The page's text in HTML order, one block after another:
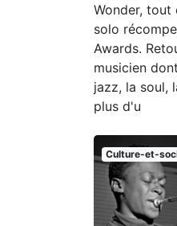
Wonder, tout
solo
Awards.
musicien
jazz, la soul,
plus d'u
Culture-et-